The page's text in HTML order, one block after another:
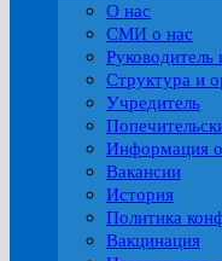
О нас
СМИ о нас
Руководитель
Структура и
Учредитель
Информация
Вакансии
История
Политика
Вакцинация